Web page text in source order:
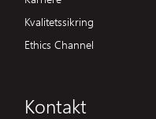
Kvalitetssikring
Ethics Channel
Kontakt